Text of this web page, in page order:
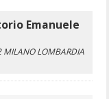
Emanuele
MILANO LOMBARDIA